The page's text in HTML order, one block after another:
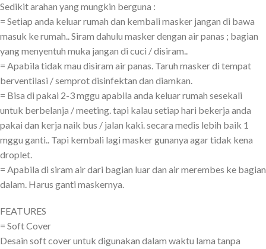
Sedikit arahan yang mungkin berguna :
= Setiap anda keluar rumah dan kembali masker jangan di bawa
masuk ke rumah.. Siram dahulu masker dengan air panas ; bagian
yang menyentuh muka jangan di cuci / disiram..
= Apabila tidak mau disiram air panas. Taruh masker di tempat
berventilasi / semprot disinfektan dan diamkan.
= Bisa di pakai 2-3 mggu apabila anda keluar rumah sesekali
untuk berbelanja / meeting. tapi kalau setiap hari bekerja anda
pakai dan kerja naik bus / jalan kaki. secara medis lebih baik 1
mggu ganti.. Tapi kembali lagi masker gunanya agar tidak kena
droplet.
= Apabila di siram air dari bagian luar dan air merembes ke bagian
dalam. Harus ganti maskernya.
FEATURES
= Soft Cover
Desain soft cover untuk digunakan dalam waktu lama tanpa